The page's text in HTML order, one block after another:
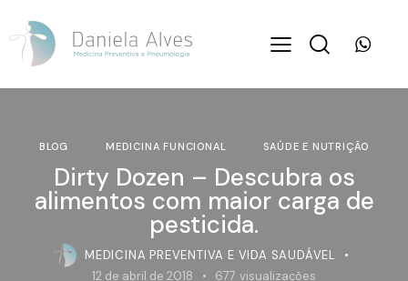
BLOG MEDICINA FUNCIONAL SAÚDE E NUTRIÇÃO
Dirty Dozen – Descubra os
alimentos com maior carga de
pesticida.
MEDICINA PREVENTIVA E VIDA SAUDÁVEL
12 de abril de 2018
677 visualizações